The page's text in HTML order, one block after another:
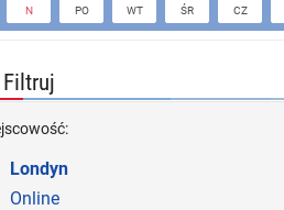
N PO WT ŚR CZ
Filtruj
Londyn
Online